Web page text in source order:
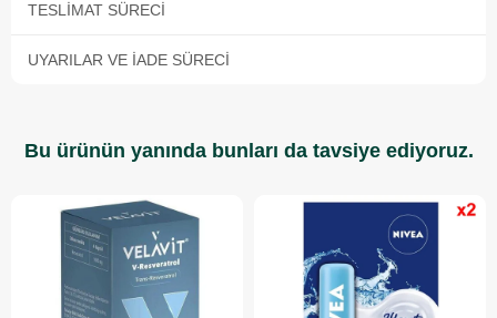
TESLIMAT SÜRECI
UYARILAR VE İADE SÜRECI
Bu ürünün yanında bunları da tavsiye ediyoruz.